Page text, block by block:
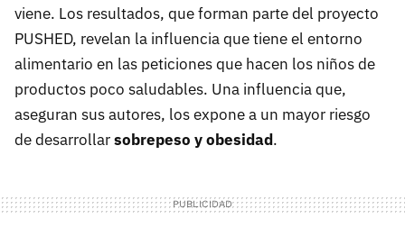
viene. Los resultados, que forman parte del proyecto
PUSHED, revelan la influencia que tiene el entorno
alimentario en las peticiones que hacen los niños de
productos poco saludables. Una influencia que,
aseguran sus autores, los expone a un mayor riesgo
de desarrollarsobrepeso y obesidad.